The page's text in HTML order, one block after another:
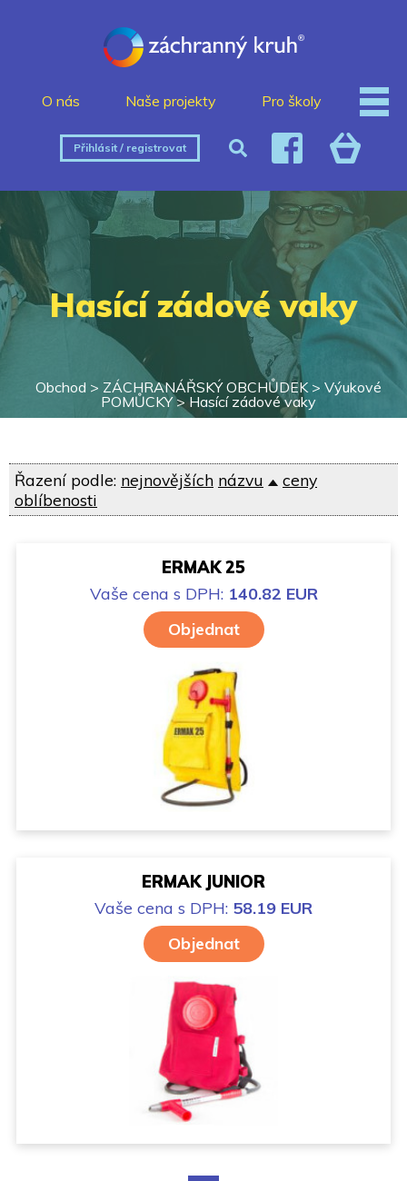
O nás Naše projekty Pro školy
Přihlásit / registrovat
Hasící zádové vaky
Obchod > ZÁCHRANÁŘSKÝ OBCHŮDEK> Výukové
POMŮCKY> Hasící zádové vaky
Řazení podle: nejnovějších názvu
ceny
oblíbenosti
ERMAK 25
Vaše cena s DPH: 140.82 EUR
Objednat
ERMAK JUNIOR
Vaše cena s DPH: 58.19 EUR
Objednat